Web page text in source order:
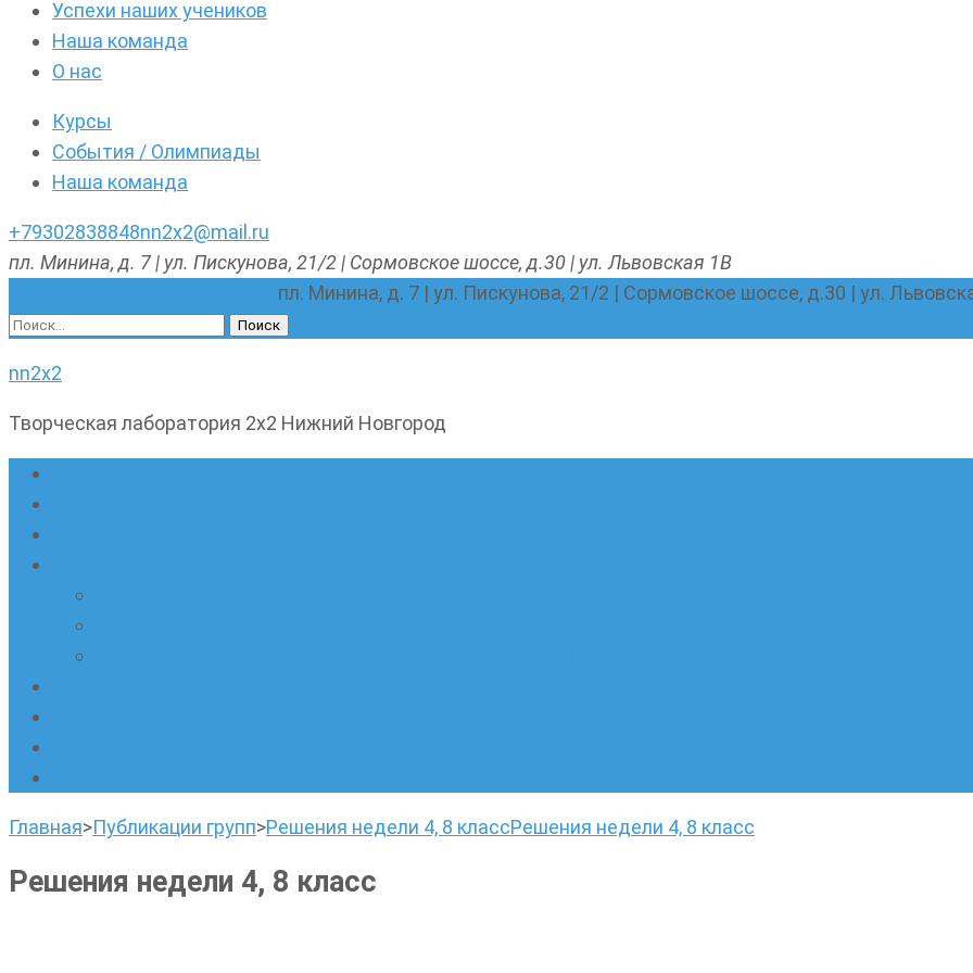
Успехи наших учеников
Наша команда
О нас
Курсы
События / Олимпиады
Наша команда
+79302838848nn2x2@mail.ru
пл. Минина, д. 7 | ул. Пискунова, 21/2 | Сормовское шоссе, д.30 | ул. Львовская 1В
пл. Минина, д. 7 | ул. Пискунова, 21/2 | Сормовское шоссе, д.30 | ул.
Найти:
nn2x2
Творческая лаборатория 2х2 Нижний Новгород
Главная>Публикации групп>Решения недели 4, 8 классРешения недели 4, 8 класс
Решения недели 4, 8 класс